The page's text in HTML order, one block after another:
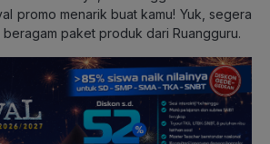
promo menarik buat kamu! Yuk, segera
paket produk dari Ruangguru.